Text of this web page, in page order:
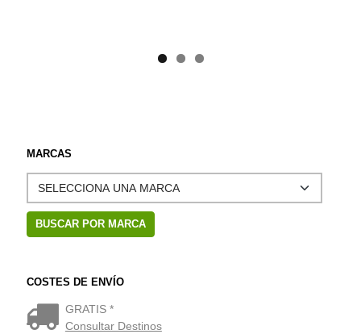
MARCAS
COSTES DE ENVÍO
GRATIS *
Consultar Destinos